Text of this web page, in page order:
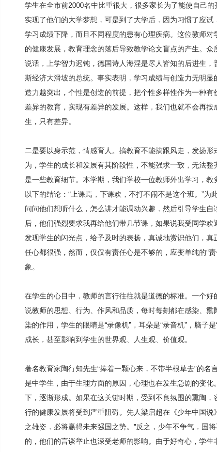
学生在全市前2000名中比重很大，很多家长为了能使自己
实现了他们的大学梦想，可是到了大学后，因为习惯了应
学习成绩下降，而且不同程度的患有心理疾病。这位教师
的健康发展，教育理念的落后导致教学论文盲点的产生。
说话，上学智力迟钝，德国诗人海涅是尽人皆知的后进生
斯经济大滑坡的总统。事实表明，学习成绩与创造力无明
造力越突出，个性是创造的前提，把个性多样性作为一种
差异的教育，实现有差异的发展。这样，我们也就不会再
生，只有差异。
二是要以身示范，情感育人。搞教育不能搞跟风走，发扬
为，学生的成长和发展有其阶段性，不能强求一致，无法
是一些教育细节。本学期，我们学校一位教师外出学习，
以下的结论：“上课焉，下课欢，不打不闹不是这个班。”
问问他们想听什么，怎么讲才能调动兴趣，然后引导学生
后，他们强烈要求我再给他们带几节课，如果说我受同学
发现学生的闪光点，给予及时的表扬，真诚地赏识他们，
任心都很强，然而，仅仅有责任心是不够的，应变单纯的“
象。
在学生的心目中，教师的言行往往就是道德的标准。一个
说教师的思想、行为、作风和品质，每时每刻都在感染、
染的作用，学生的眼睛是“录像机”，耳朵是“录音机”，脑子
成长，甚至影响到学生的世界观、人生观、价值观。
著名教育家陶行知先生“捧着一颗心来，不带半根草去”的
是中学生，由于生理方面的原因，心理也在发生急剧的变
下，逐渐形成。如果在这关键时期，受到不良氛围的熏陶
行的健康发展将受到严重阻碍。先人梁启超在《少年中国
之雄姿，必将赢得未来强国之势。”反之，少年不争气，国
的，他们的言谈举止也深受老师的影响。由于好奇心，学